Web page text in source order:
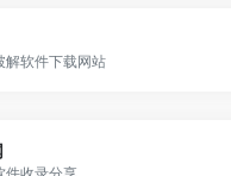
解软件下载网站